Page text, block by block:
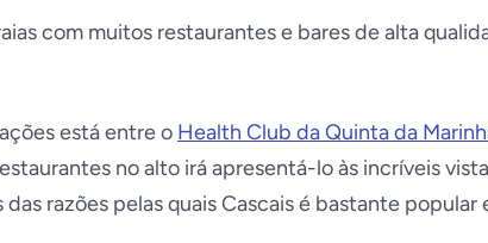
com muitos restaurantes e bares de alta
está entre o Health Club da Quinta da
no alto irá apresentá-lo às incríveis
das razões pelas quais Cascais é bastante popular